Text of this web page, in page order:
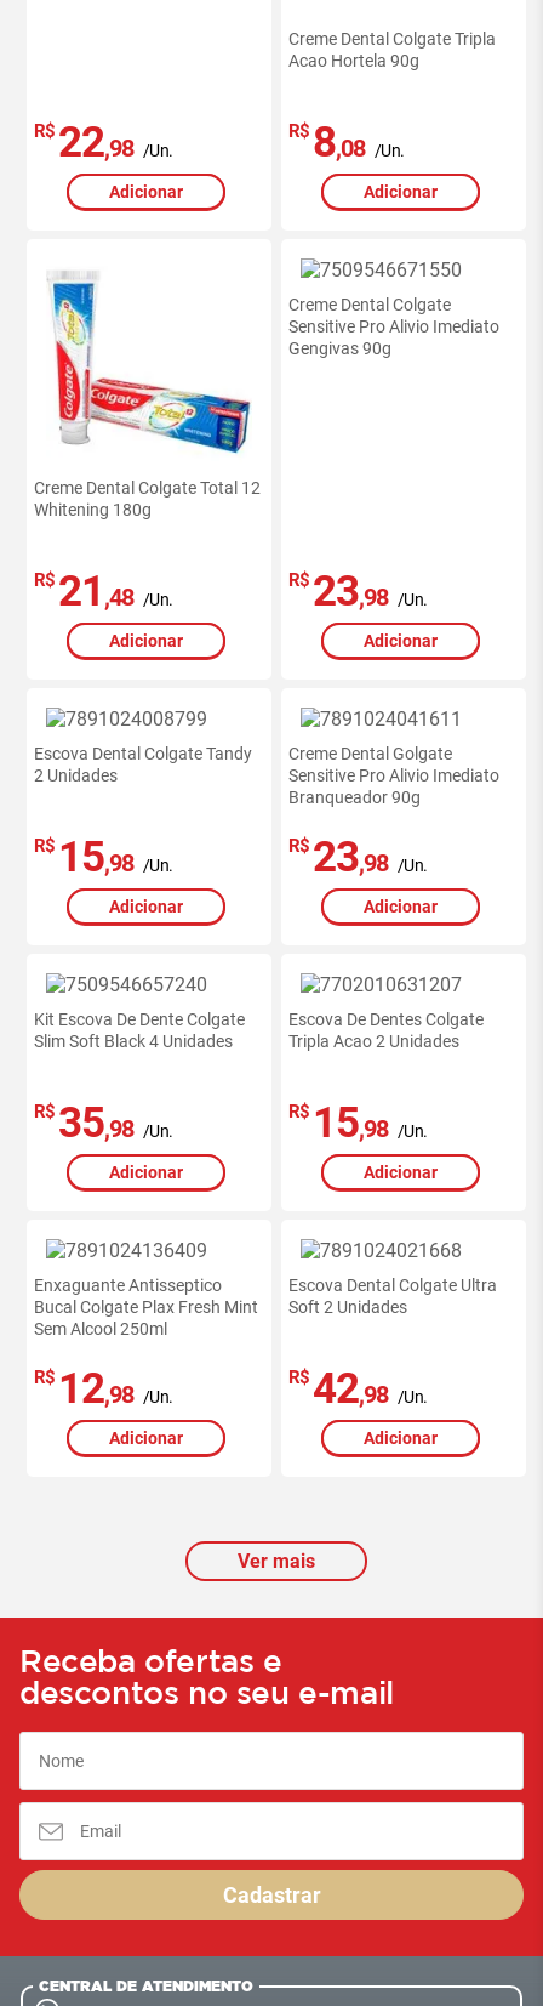
R$ 22,98 /Un.
Adicionar
Creme Dental Colgate Tripla
Acao Hortela 90g
R$ 8,08 /Un.
Adicionar
Creme Dental Colgate Total 12
Whitening 180g
R$ 21 ,48 /Un.
Adicionar
Creme Dental Colgate
Sensitive Pro Alivio Imediato
Gengivas 90g
R$ 23,98 /Un.
Adicionar
Escova Dental Colgate Tandy
2 Unidades
R$ 15,98 /Un.
Adicionar
Creme Dental Golgate
Sensitive Pro Alivio Imediato
Branqueador 90g
R$ 23,98 /Un.
Adicionar
Kit Escova De Dente Colgate
Slim Soft Black 4 Unidades
R$ 35,98 /Un.
Adicionar
Escova De Dentes Colgate
Tripla Acao 2 Unidades
R$ 15,98 /Un.
Adicionar
Enxaguante Antisseptico
Bucal Colgate Plax Fresh Mint
Sem Alcool 250ml
R$ 12,98 /Un.
Adicionar
Escova Dental Colgate Ultra
Soft 2 Unidades
R$ 42,98 /Un.
Adicionar
Ver mais
Receba ofertas e
descontos no seu e-mail
Cadastrar
CENTRAL DE ATENDIMENTO